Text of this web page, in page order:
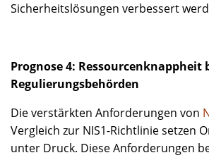
Sicherheitslösungen verbessert
Prognose 4: Ressourcenknappheit
Regulierungsbehörden
Die verstärkten Anforderungen von
Vergleich zur NIS1-Richtlinie setzen
unter Druck. Diese Anforderungen